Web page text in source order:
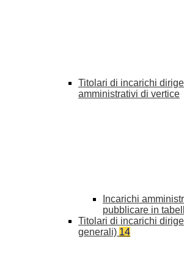
Titolari di incarichi
amministrativi di vertice
Incarichi
pubblicare in
Titolari di incarichi
generali) 14